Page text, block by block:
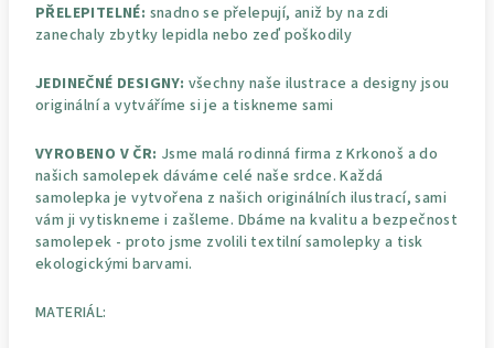
PŘELEPITELNÉ: snadno se přelepují, aniž by na zdi
zanechaly zbytky lepidla nebo zeď poškodily
JEDINEČNÉ DESIGNY: všechny naše ilustrace a designy jsou
originální a vytváříme si je a tiskneme sami
VYROBENO V ČR: Jsme malá rodinná firma z Krkonoš a do
našich samolepek dáváme celé naše srdce. Každá
samolepka je vytvořena z našich originálních ilustrací, sami
vám ji vytiskneme i zašleme. Dbáme na kvalitu a bezpečnost
samolepek - proto jsme zvolili textilní samolepky a tisk
ekologickými barvami.
MATERIÁL: